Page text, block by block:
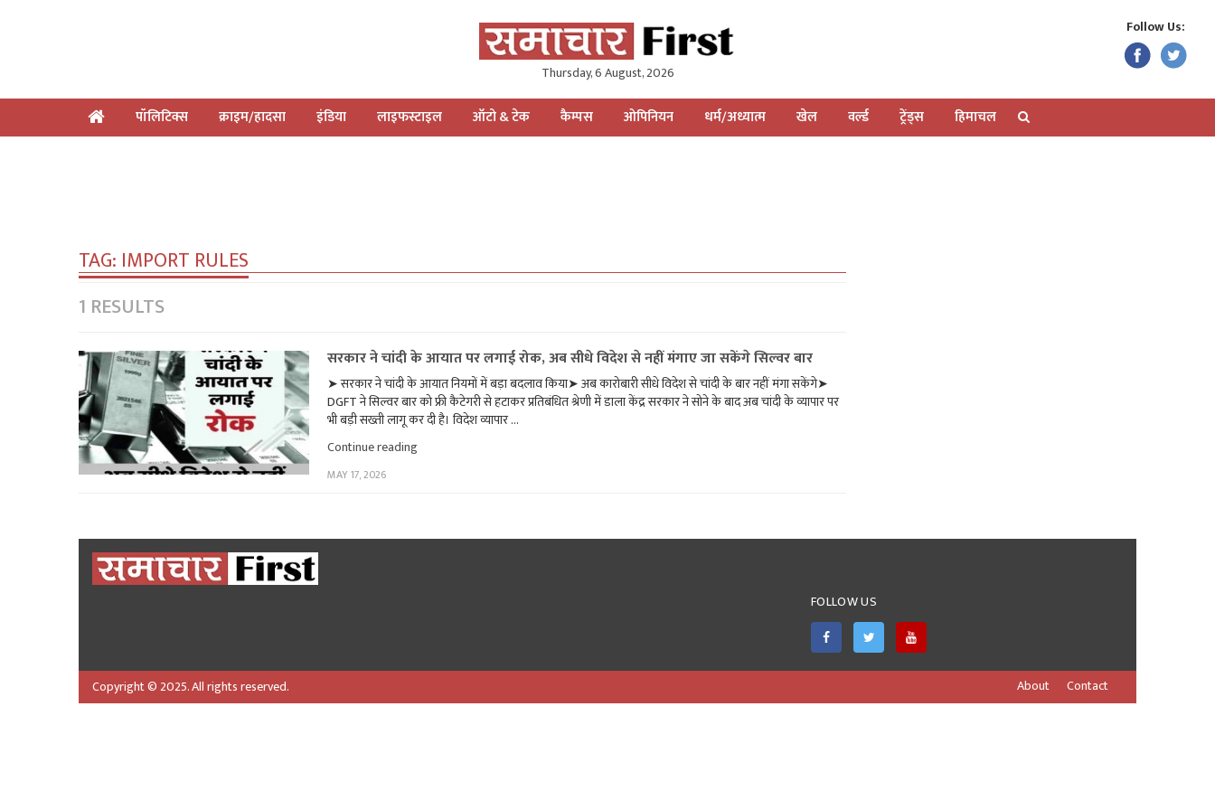
Thursday, 6 August, 2026
Follow Us:
पॉलिटिक्स क्राइम/हादसा इंडिया लाइफस्टाइल ऑटो & टेक कैम्पस ओपिनियन धर्म/अध्यात्म खेल वर्ल्ड ट्रेंड्स हिमाचल
TAG: IMPORT RULES
1 RESULTS
सरकार ने चांदी के आयात पर लगाई रोक, अब सीधे विदेश से नहीं मंगाए जा सकेंगे सिल्वर बार
➤ सरकार ने चांदी के आयात नियमों में बड़ा बदलाव किया➤ अब कारोबारी सीधे विदेश से चांदी के बार नहीं मंगा सकेंगे➤
DGFT ने सिल्वर बार को फ्री कैटेगरी से हटाकर प्रतिबंधित श्रेणी में डाला केंद्र सरकार ने सोने के बाद अब चांदी के व्यापार पर
भी बड़ी सख्ती लागू कर दी है। विदेश व्यापार …
Continue reading"सरकार
ने
लगाई
सकेंगे
बार"
MAY 17, 2026
FOLLOW US
About Contact
Copyright © 2025. All rights reserved.